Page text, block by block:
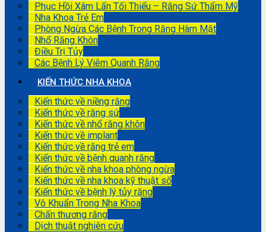
Phục Hồi Xâm Lấn Tối Thiểu – Răng Sứ Thẩm Mỹ
Nha Khoa Trẻ Em
Phòng Ngừa Các Bệnh Trong Răng Hàm Mặt
Nhổ Răng Khôn
Điều Trị Tủy
Các Bệnh Lý Viêm Quanh Răng
KIẾN THỨC NHA KHOA
Kiến thức về niềng răng
Kiến thức về răng sứ
Kiến thức về nhổ răng khôn
Kiến thức về implant
Kiến thức về răng trẻ em
Kiến thức về bệnh quanh răng
Kiến thức về nha khoa phòng ngừa
Kiến thức về nha khoa kỹ thuật số
Kiến thức về bệnh lý tủy răng
Vô Khuẩn Trong Nha Khoa
Chấn thương răng
Dịch thuật nghiên cứu